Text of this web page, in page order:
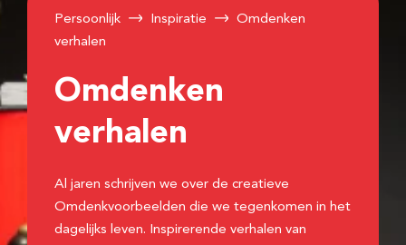
Persoonlijk Inspiratie
Omdenken
verhalen
Omdenken
verhalen
Al jaren schrijven we over de creatieve
Omdenkvoorbeelden die we tegenkomen in het
dagelijks leven. Inspirerende verhalen van